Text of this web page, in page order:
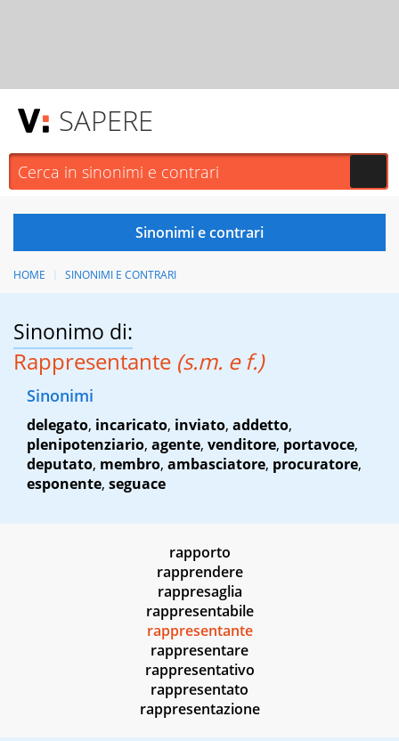
SAPERE
HOME SINONIMI E CONTRARI
Sinonimo di:
Rappresentante (s.m. e f.)
Sinonimi
delegato, incaricato, inviato, addetto,
plenipotenziario, agente, venditore, portavoce,
deputato, membro, ambasciatore, procuratore,
esponente, seguace
rapporto
rapprendere
rappresaglia
rappresentabile
rappresentante
rappresentare
rappresentativo
rappresentato
rappresentazione